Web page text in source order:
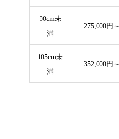
90cm未
満
275,000円～
105cm未
満
352,000円～